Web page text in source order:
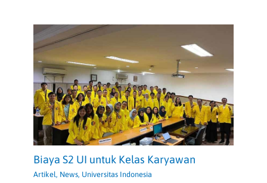
Biaya S2 UI untuk Kelas Karyawan
Artikel, News, Universitas Indonesia